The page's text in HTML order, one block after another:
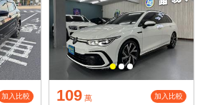
加入比較 109 萬 加入比較